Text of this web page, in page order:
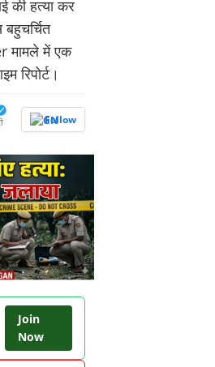
की हत्या कर
मामले में एक
रिपोर्ट।
Follow
Join
Now